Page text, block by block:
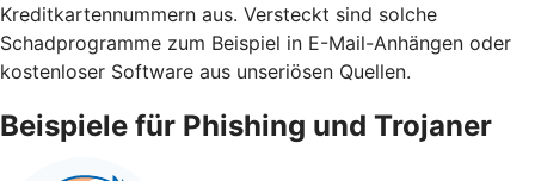
Kreditkartennummern aus. Versteckt sind solche
Schadprogramme zum Beispiel in E-Mail-Anhängen oder
kostenloser Software aus unseriösen Quellen.
Beispiele für Phishing und Trojaner